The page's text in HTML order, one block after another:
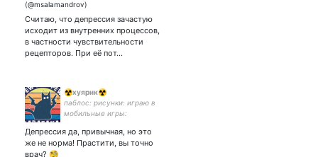
Считаю, что депрессия зачастую
исходит из внутренних процессов,
в частности чувствительности
рецепторов. При её пот…
☢хуярик☢
паблос: рисунки: играю в
мобильные игры:
Депрессия да, привычная, но это
же не норма! Прастити, вы точно
врач? 🧐